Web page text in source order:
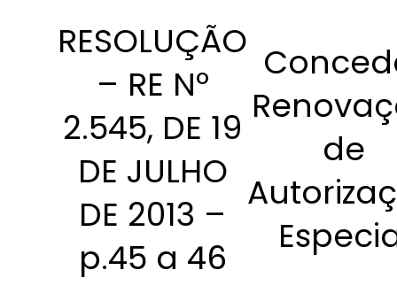
RESOLUÇÃO
– RE Nº
2.545, DE 19
DE JULHO
DE 2013 –
p.45 a 46
de